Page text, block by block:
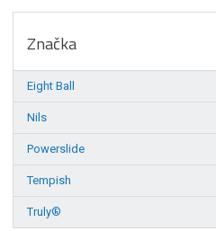
Značka
Eight Ball
Nils
Powerslide
Tempish
Truly®